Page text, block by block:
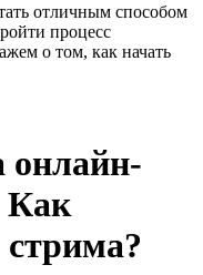
отличным способом
процесс
о том, как начать
онлайн-
Как
стрима?